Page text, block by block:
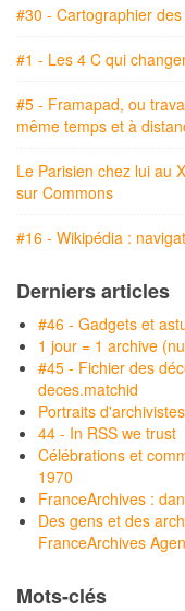
#30 - Cartographier
#1 - Les 4 C qui
#5 - Framapad, ou
même temps et à
Le Parisien chez lui au
sur Commons
#16 - Wikipédia :
Derniers articles
#46 - Gadgets et
1 jour = 1 archive
#45 - Fichier des
deces.matchid
Portraits
44 - In RSS we trust
Célébrations et
1970
FranceArchives :
Des gens et des
FranceArchives
Mots-clés